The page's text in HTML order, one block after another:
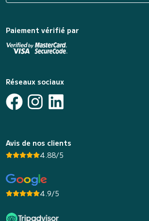
Paiement vérifié par
Réseaux sociaux
Avis de nos clients
4.88/5
4.9/5